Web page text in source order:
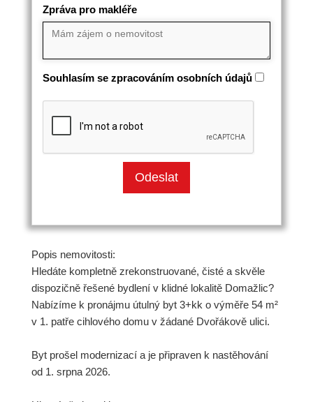
Zpráva pro makléře
Souhlasím se zpracováním osobních údajů
Popis nemovitosti:
Hledáte kompletně zrekonstruované, čisté a skvěle
dispozičně řešené bydlení v klidné lokalitě Domažlic?
Nabízíme k pronájmu útulný byt 3+kk o výměře 54 m²
v 1. patře cihlového domu v žádané Dvořákově ulici.
Byt prošel modernizací a je připraven k nastěhování
od 1. srpna 2026.